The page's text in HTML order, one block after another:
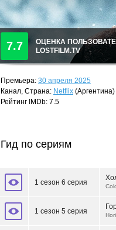
7.7
ОЦЕНКА
LOSTFILM.TV
Премьера: 30 апреля 2025
Канал, Страна: Netflix (Аргентина)
Рейтинг IMDb: 7.5
Гид по сериям
1 сезон 6 серия
1 сезон 5 серия